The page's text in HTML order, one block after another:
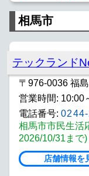
相馬市
テックランド
〒976-0036 福
営業時間: 10:00
電話番号:
相馬市市民生活
2026/10/31まで)
店舗情報を